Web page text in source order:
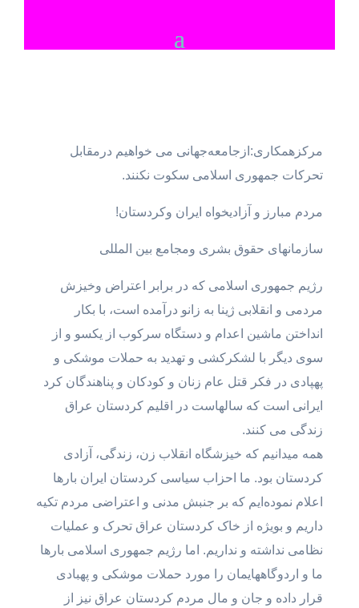
مرکزهمکاری:ازجامعەجهانی می خواهیم درمقابل
تحرکات جمهوری اسلامی سکوت نکنند.
مردم مبارز و آزادیخواه ایران وکردستان!
سازمانهای حقوق بشری ومجامع بین المللی
رژیم جمهوری اسلامی کە در برابر اعتراض وخیزش
مردمی و انقلابی ژینا بە زانو درآمدە است، با بکار
انداختن ماشین اعدام و دستگاە سرکوب از یکسو و از
سوی دیگر با لشکرکشی و تھدید بە حملات موشکی و
پهپادی در فکر قتل عام زنان و کودکان و پناهندگان کرد
ایرانی است کە سالهاست در اقلیم کردستان عراق
زندگی می کنند.
همە میدانیم کە خیزشگاە انقلاب زن، زندگی، آزادی
کردستان بود. ما احزاب سیاسی کردستان ایران بارها
اعلام نمودەایم کە بر جنبش مدنی و اعتراضی مردم تکیە
داریم و بویژە از خاک کردستان عراق تحرک و عملیات
نظامی نداشتە و نداریم. اما رژیم جمهوری اسلامی بارها
ما و اردوگاههایمان را مورد حملات موشکی و پهبادی
قرار دادە و جان و مال مردم کردستان عراق نیز از